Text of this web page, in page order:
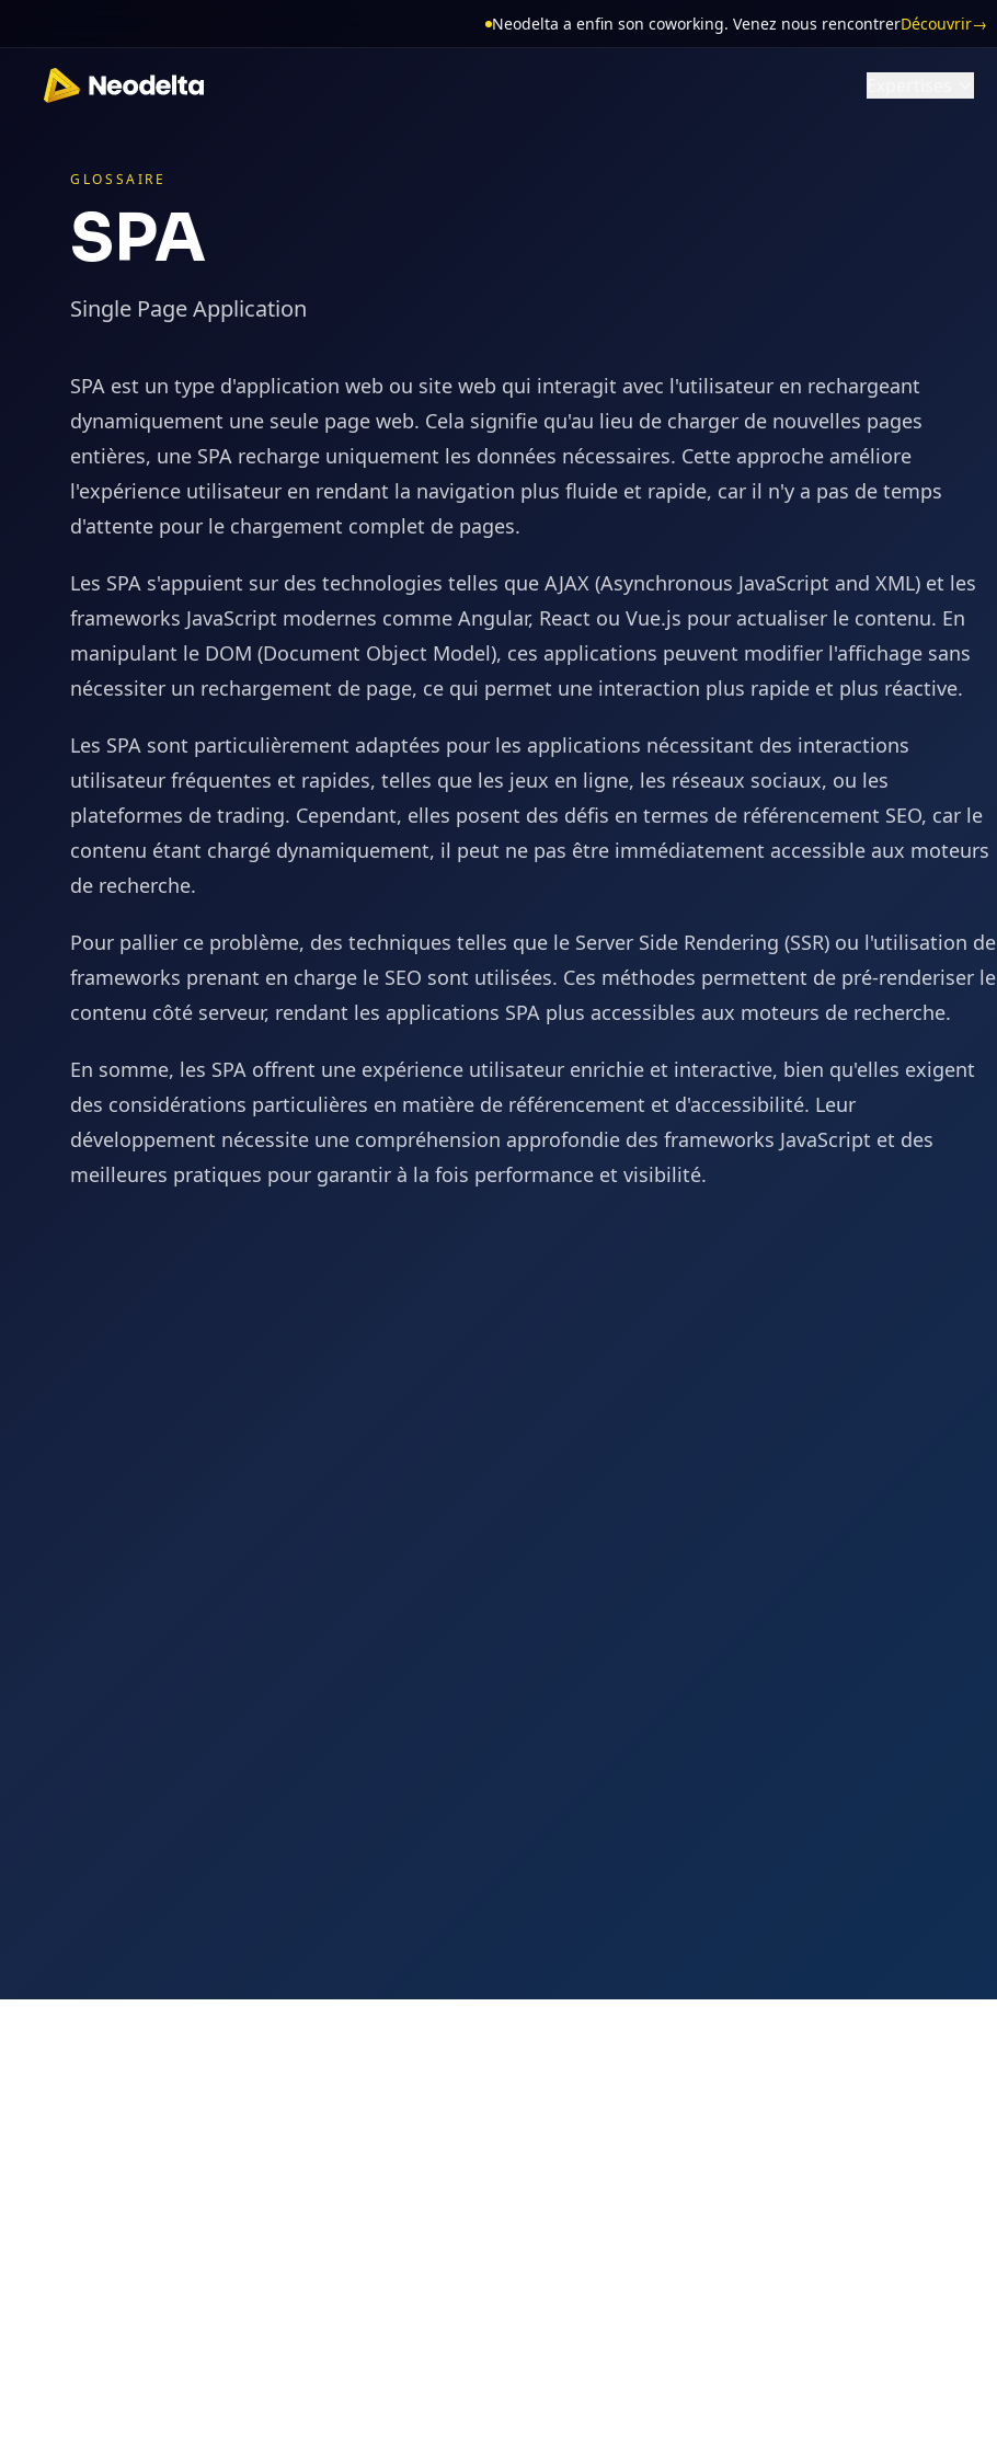
Neodelta a enfin son coworking. Venez nous rencontrerDécouvrir→
GLOSSAIRE
SPA
Single Page Application
SPA est un type d'application web ou site web qui interagit avec l'utilisateur en rechargeant
dynamiquement une seule page web. Cela signifie qu'au lieu de charger de nouvelles pages
entières, une SPA recharge uniquement les données nécessaires. Cette approche améliore
l'expérience utilisateur en rendant la navigation plus fluide et rapide, car il n'y a pas de temps
d'attente pour le chargement complet de pages.
Les SPA s'appuient sur des technologies telles que AJAX (Asynchronous JavaScript and XML) et les
frameworks JavaScript modernes comme Angular, React ou Vue.js pour actualiser le contenu. En
manipulant le DOM (Document Object Model), ces applications peuvent modifier l'affichage sans
nécessiter un rechargement de page, ce qui permet une interaction plus rapide et plus réactive.
Les SPA sont particulièrement adaptées pour les applications nécessitant des interactions
utilisateur fréquentes et rapides, telles que les jeux en ligne, les réseaux sociaux, ou les
plateformes de trading. Cependant, elles posent des défis en termes de référencement SEO, car le
contenu étant chargé dynamiquement, il peut ne pas être immédiatement accessible aux moteurs
de recherche.
Pour pallier ce problème, des techniques telles que le Server Side Rendering (SSR) ou l'utilisation de
frameworks prenant en charge le SEO sont utilisées. Ces méthodes permettent de pré-renderiser le
contenu côté serveur, rendant les applications SPA plus accessibles aux moteurs de recherche.
En somme, les SPA offrent une expérience utilisateur enrichie et interactive, bien qu'elles exigent
des considérations particulières en matière de référencement et d'accessibilité. Leur
développement nécessite une compréhension approfondie des frameworks JavaScript et des
meilleures pratiques pour garantir à la fois performance et visibilité.